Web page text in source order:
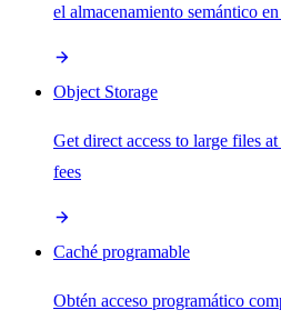
el almacenamiento semántico
Object Storage
Get direct access to large files
fees
Caché programable
Obtén acceso programático